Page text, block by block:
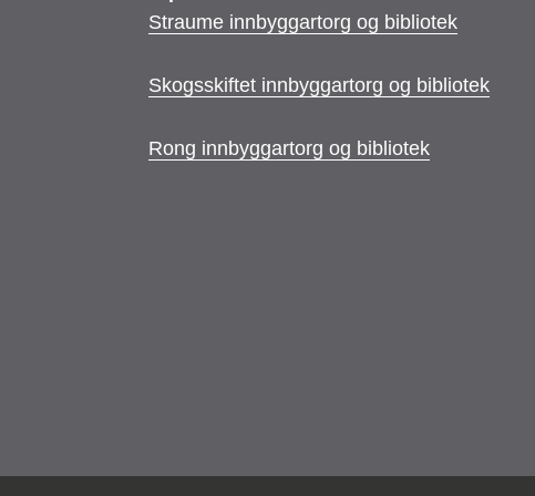
Straume innbyggartorg og bibliotek
Skogsskiftet innbyggartorg og bibliotek
Rong innbyggartorg og bibliotek